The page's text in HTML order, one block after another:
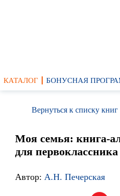
КАТАЛОГ БОНУСНАЯ
Вернуться к списку книг
Моя семья: книга-
для первоклассника
Автор: А.Н. Печерская